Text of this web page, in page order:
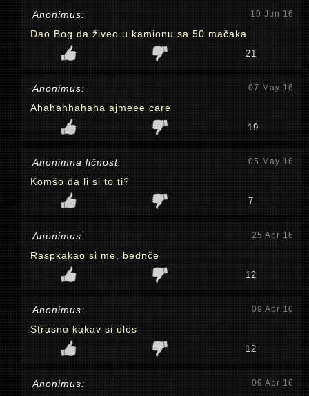
Anonimus: 19 Jun 16
Dao Bog da živeo u kamionu sa 50 mačaka
21
Anonimus: 07 May 16
Ahahahhahaha ajmeee care
-19
Anonimna ličnost: 05 May 16
Komšo da li si to ti?
7
Anonimus: 25 Apr 16
Raspkakao si me, bednče
12
Anonimus: 09 Apr 16
Strasno kakav si olos
12
Anonimus: 09 Apr 16